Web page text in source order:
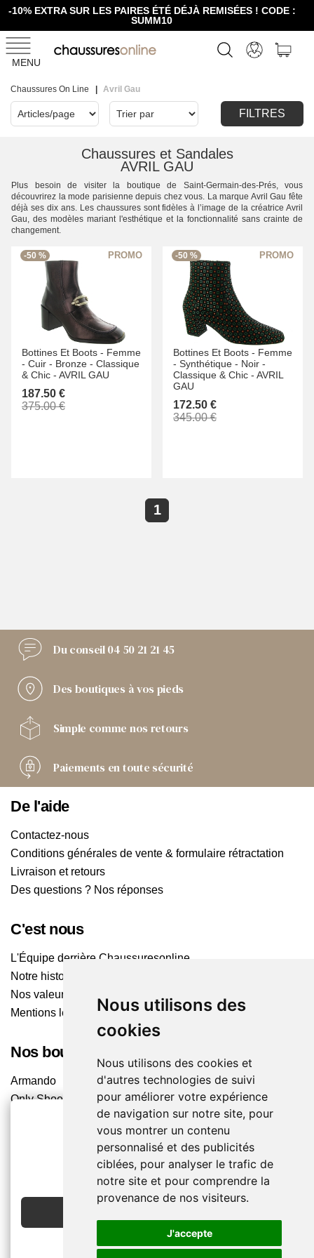
Nous utilisons des
cookies
Nous utilisons des cookies et
d'autres technologies de suivi
pour améliorer votre expérience
de navigation sur notre site, pour
vous montrer un contenu
personnalisé et des publicités
ciblées, pour analyser le trafic de
notre site et pour comprendre la
provenance de nos visiteurs.
J'accepte
2€ OFFERTS
EN CRÉANT UN COMPTE
-10% EXTRA SUR LES PAIRES ÉTÉ DÉJÀ REMISÉES ! CODE :
SUMM10
MENU
Chaussures On Line Avril Gau
FILTRES
Chaussures et Sandales
AVRIL GAU
Plus besoin de visiter la boutique de Saint-Germain-des-Prés, vous
découvrirez la mode parisienne depuis chez vous. La marque Avril Gau fête
déjà ses dix ans. Les chaussures sont fidèles à l’image de la créatrice Avril
Gau, des modèles mariant l'esthétique et la fonctionnalité sans crainte de
changement.
-50 %
Bottines Et Boots - Femme
- Cuir - Bronze - Classique
& Chic - AVRIL GAU
187.50 €
375.00 €
-50 %
Bottines Et Boots - Femme
- Synthétique - Noir -
Classique & Chic - AVRIL
GAU
172.50 €
345.00 €
1
Du conseil04 50 21 21 45
Des boutiques à vos pieds
Simple comme nos retours
Paiements en toute sécurité
De l'aide
Contactez-nous
Conditions générales de vente & formulaire rétractation
Livraison et retours
Des questions ? Nos réponses
C'est nous
L'Équipe derrière Chaussuresonline
Notre histoire
Nos valeurs
Mentions légales
Nos boutiques
Armando
Only Shoes
Trouvez le magasin le plus proche
Chaussuresonline sur les Médias sociaux
Suivez-nous sur les réseaux pour les dernières tendances
et bons plans !